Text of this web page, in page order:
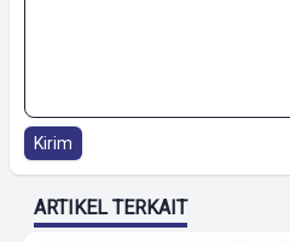
Kirim
ARTIKEL TERKAIT